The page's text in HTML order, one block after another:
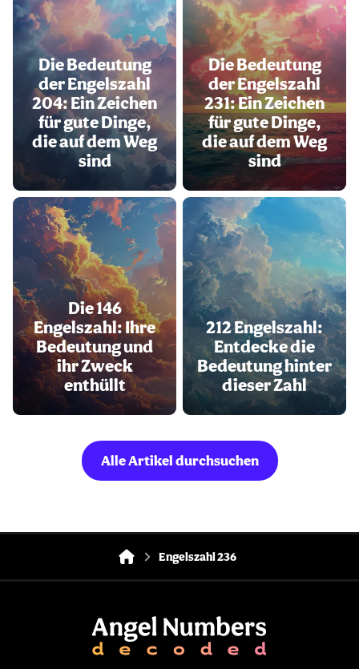
Die Bedeutung
der Engelszahl
204: Ein Zeichen
für gute Dinge,
die auf dem Weg
sind
Die Bedeutung
der Engelszahl
231: Ein Zeichen
für gute Dinge,
die auf dem Weg
sind
Die 146
Engelszahl: Ihre
Bedeutung und
ihr Zweck
enthüllt
212 Engelszahl:
Entdecke die
Bedeutung hinter
dieser Zahl
Alle Artikel durchsuchen
Engelszahl 236